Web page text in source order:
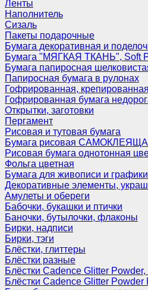
Ленты
Наполнитель
Сизаль
Пакеты подарочные
Бумага декоративная и
Бумага "МЯГКАЯ ТКАНЬ", Soft
Бумага папиросная
Папиросная бумага в рулонах
Гофрированная,
Гофрированная бумага
Открытки, заготовки
Пергамент
Рисовая и тутовая бумага
Бумага рисовая
Рисовая бумага однотонная
Фольга цветная
Бумага для живописи и графики
Декоративные элементы,
Амулеты и обереги
Бабочки, букашки и птички
Баночки, бутылочки, флаконы
Бирки, надписи
Бирки, тэги
Блёстки, глиттеры
Блёстки разные
Блёстки Cadence Glitter
Блёстки Cadence Glitter Powder